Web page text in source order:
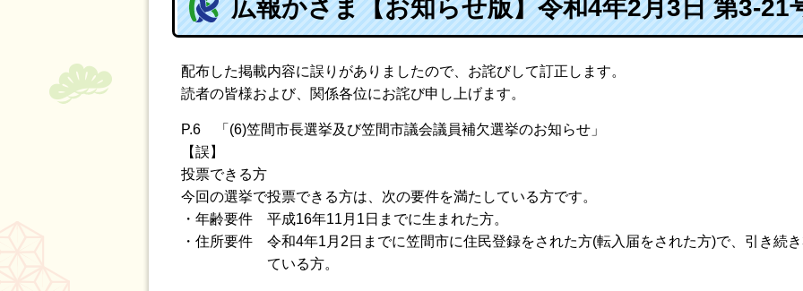
広報かさま【お知らせ版】令和4年2月3日 第3-21
配布した掲載内容に誤りがありましたので、お詫びして訂正します。
読者の皆様および、関係各位にお詫び申し上げます。
P.6 「(6)笠間市長選挙及び笠間市議会議員補欠選挙のお知らせ」
【誤】
投票できる方
今回の選挙で投票できる方は、次の要件を満たしている方です。
・年齢要件 平成16年11月1日までに生まれた方。
・住所要件 令和4年1月2日までに笠間市に住民登録をされた方(転入届をされた方)で、引き続
ている方。